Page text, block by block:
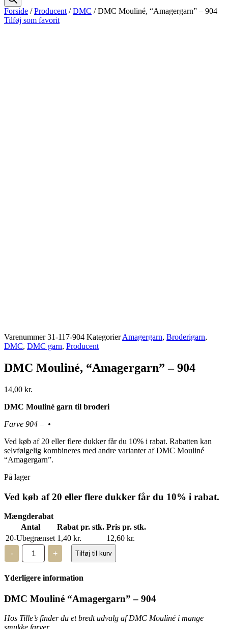
Forside /Producent /DMC / DMC Mouliné, “Amagergarn” – 904
Tilføj som favorit
Varenummer31-117-904 Kategorier Amagergarn, Broderigarn,
DMC, DMC garn, Producent
DMC Mouliné, “Amagergarn” – 904
14,00 kr.
DMC Mouliné garn til broderi
Farve 904 – •
Ved køb af 20 eller flere dukker får du 10% i rabat. Rabatten kan
selvfølgelig kombineres med andre varianter af DMC Mouliné
“Amagergarn”.
På lager
Ved køb af 20 eller flere dukker får du 10% i rabat.
Mængderabat
Antal
Rabat pr. stk. Pris pr. stk.
20-Ubegrænset 1,40 kr. 12,60 kr.
-
DMC
Mouliné,
“Amagergarn”
904
+ Tilføj til kurv
Yderligere information
DMC Mouliné “Amagergarn” – 904
Hos Tille’s finder du et bredt udvalg af DMC Mouliné i mange